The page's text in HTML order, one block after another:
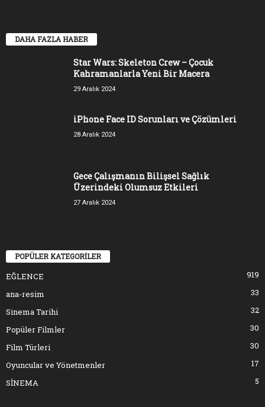
DAHA FAZLA HABER
Star Wars: Skeleton Crew – Çocuk
Kahramanlarla Yeni Bir Macera
29 Aralık 2024
iPhone Face ID Sorunları ve Çözümleri
28 Aralık 2024
Gece Çalışmanın Bilişsel Sağlık
Üzerindeki Olumsuz Etkileri
27 Aralık 2024
POPÜLER KATEGORİLER
EĞLENCE
919
ana-resim
33
Sinema Tarihi
32
Popüler Filmler
30
Film Türleri
30
Oyuncular ve Yönetmenler
17
SİNEMA
5